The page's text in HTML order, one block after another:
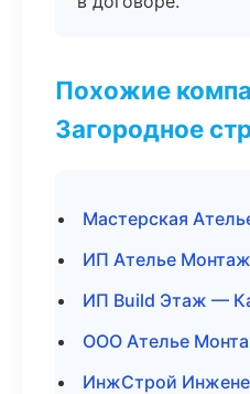
Похожие
Загородное
Мастерская
ИП Ателье
ИП Build Этаж —
ООО Ателье
ИнжСтрой